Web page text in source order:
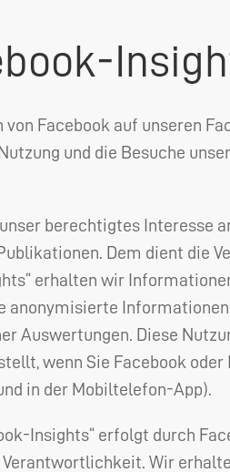
Facebook auf unseren
und die Besuche
unser berechtigtes Interesse
Dem dient die
erhalten wir
anonymisierte
Auswertungen. Diese
wenn Sie Facebook
in der Mobiltelefon-App).
Insights“ erfolgt durch
Wir